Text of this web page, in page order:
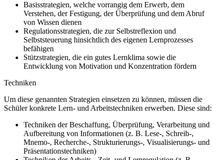
Basisstrategien, welche vorrangig dem Erwerb, dem
Verstehen, der Festigung, der Überprüfung und dem Abruf
von Wissen dienen
Regulationsstrategien, die zur Selbstreflexion und
Selbststeuerung hinsichtlich des eigenen Lernprozesses
befähigen
Stützstrategien, die ein gutes Lernklima sowie die
Entwicklung von Motivation und Konzentration fördern
Techniken
Um diese genannten Strategien einsetzen zu können, müssen die
Schüler konkrete Lern- und Arbeitstechniken erwerben. Diese sind:
Techniken der Beschaffung, Überprüfung, Verarbeitung und
Aufbereitung von Informationen (z. B. Lese-, Schreib-,
Mnemo-, Recherche-, Strukturierungs-, Visualisierungs- und
Präsentationstechniken)